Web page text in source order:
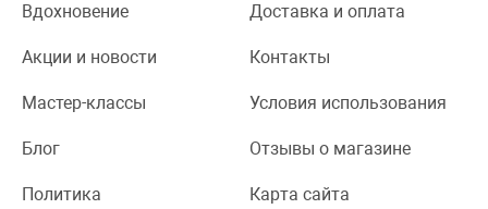
Вдохновение Доставка и оплата
Акции и новости Контакты
Мастер-классы Условия использования
Блог Отзывы о магазине
Политика
Карта сайта